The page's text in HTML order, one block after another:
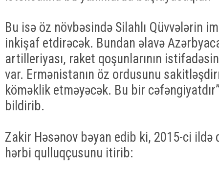
Bu isə öz növbəsində Silahlı Qüvvələrin
inkişaf etdirəcək. Bundan əlavə
artilleriyası, raket qoşunlarının
var. Ermənistanın öz ordusunu
köməklik etməyəcək. Bu bir
bildirib.
Zakir Həsənov bəyan edib ki, 2015-ci ildə
hərbi qulluqçusunu itirib: